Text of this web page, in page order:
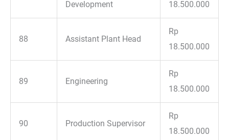
Development
18.500.000
88 Assistant Plant Head
Rp
18.500.000
89 Engineering
Rp
18.500.000
90 Production Supervisor
Rp
18.500.000